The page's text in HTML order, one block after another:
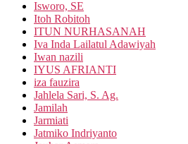
Isworo, SE
Itoh Robitoh
ITUN NURHASANAH
Iva Inda Lailatul Adawiyah
Iwan nazili
IYUS AFRIANTI
iza fauzira
Jahlela Sari, S. Ag.
Jamilah
Jarmiati
Jatmiko Indriyanto